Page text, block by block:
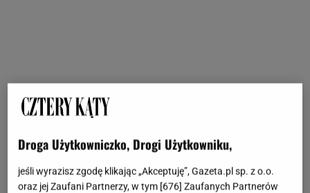
Droga Użytkowniczko, Drogi Użytkowniku,
jeśli wyrazisz zgodę klikając „Akceptuję”, Gazeta.pl sp. z o.o.
oraz jej Zaufani Partnerzy, w tym [676] Zaufanych Partnerów